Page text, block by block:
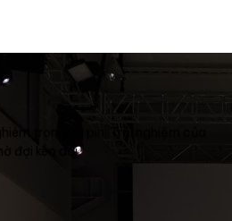
trọng về pin: Trải nghiệm của
đợi kéo dài